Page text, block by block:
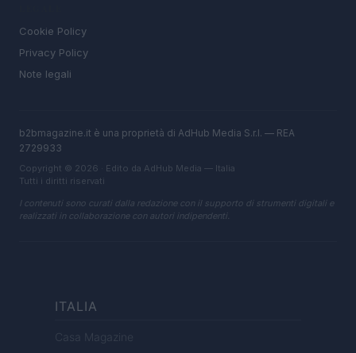
Cookie Policy
Privacy Policy
Note legali
b2bmagazine.it è una proprietà di AdHub Media S.r.l. — REA
2729933
Copyright © 2026 · Edito da AdHub Media — Italia
Tutti i diritti riservati
I contenuti sono curati dalla redazione con il supporto di strumenti digitali e
realizzati in collaborazione con autori indipendenti.
ITALIA
Casa Magazine